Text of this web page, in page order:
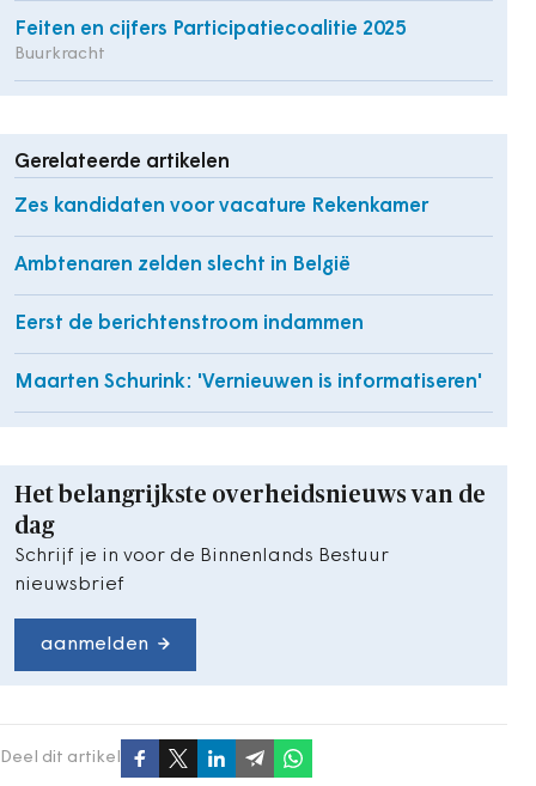
Feiten en cijfers Participatiecoalitie 2025
Buurkracht
Gerelateerde artikelen
Zes kandidaten voor vacature Rekenkamer
Ambtenaren zelden slecht in België
Eerst de berichtenstroom indammen
Maarten Schurink: 'Vernieuwen is informatiseren'
Het belangrijkste overheidsnieuws van de
dag
Schrijf je in voor de Binnenlands Bestuur
nieuwsbrief
aanmelden
Deel dit artikel